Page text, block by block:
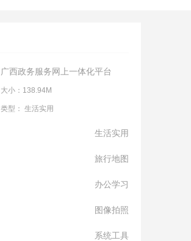
广西政务服务网上一体化平台
大小：138.94M
类型： 生活实用
生活实用
旅行地图
办公学习
图像拍照
系统工具